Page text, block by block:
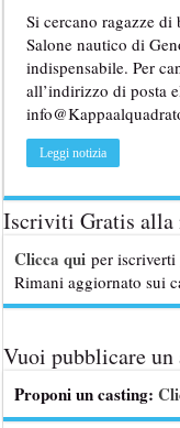
Casting Rai: Cercasi le
Si cercano ragazze
Salone nautico di
indispensabile. Per
all’indirizzo di posta
Leggi notizia
Iscriviti Gratis alla
Clicca qui per iscriverti
Rimani aggiornato sui
Vuoi pubblicare un
Proponi un casting: